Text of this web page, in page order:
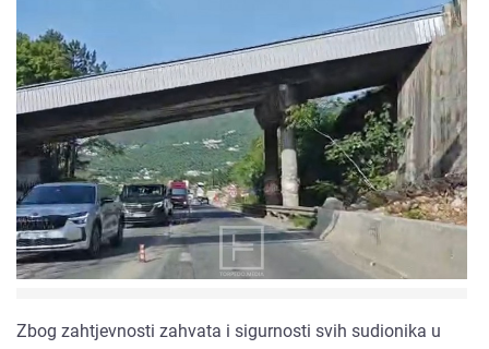
Zbog zahtjevnosti zahvata i sigurnosti svih sudionika u